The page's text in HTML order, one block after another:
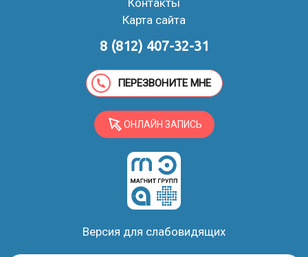
Контакты
Карта сайта
8 (812) 407-32-31
ПЕРЕЗВОНИТЕ МНЕ
ОНЛАЙН ЗАПИСЬ
Версия для слабовидящих